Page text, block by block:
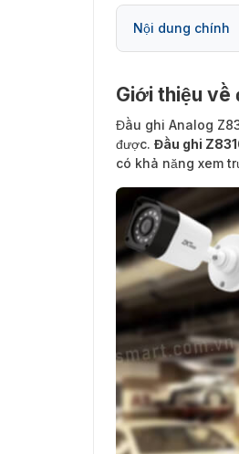
Nội dung chính
Những thông
Giới thiệu về
Đầu ghi Analog
được. Đầu ghi
có khả năng xem